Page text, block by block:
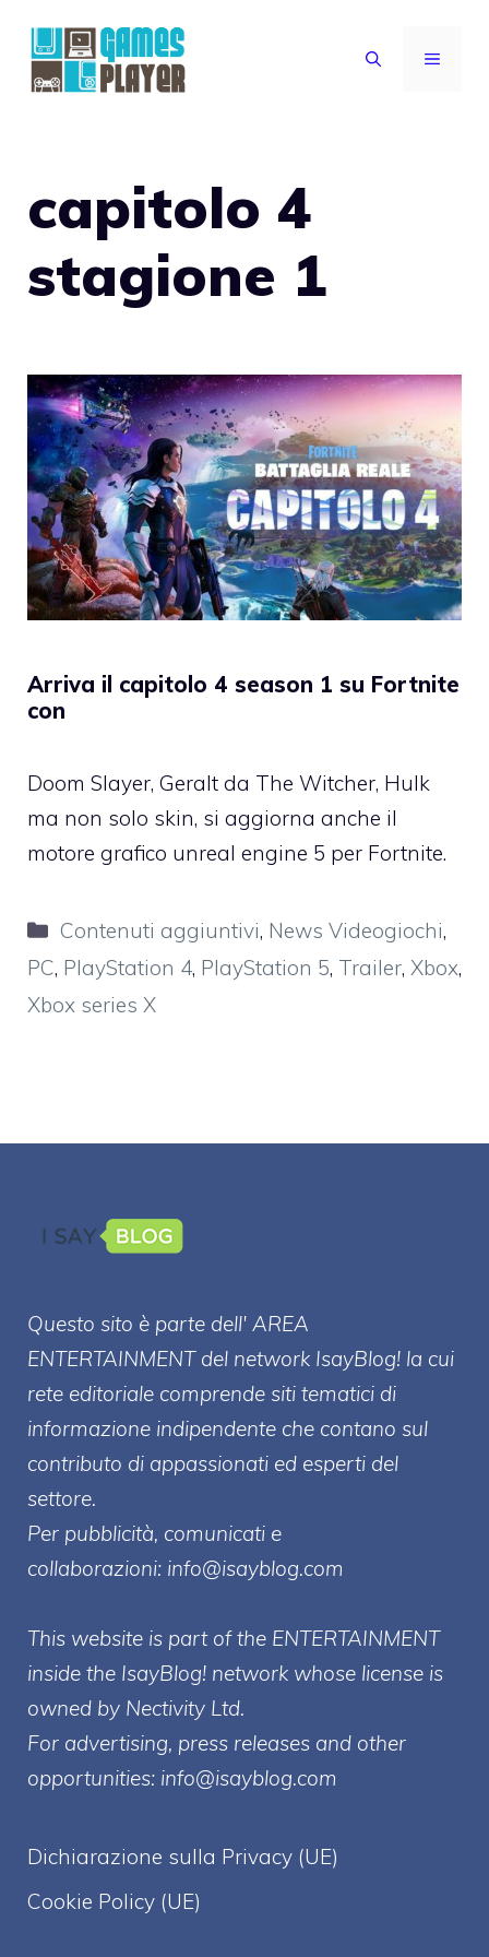
contenuto
MENU
capitolo 4
stagione 1
Arriva il capitolo 4 season 1 su Fortnite
con
Doom Slayer, Geralt da The Witcher, Hulk
ma non solo skin, si aggiorna anche il
motore grafico unreal engine 5 per Fortnite.
Categorie
Contenuti aggiuntivi, News Videogiochi,
PC, PlayStation 4, PlayStation 5, Trailer, Xbox,
Xbox series X
Questo sito è parte dell' AREA
ENTERTAINMENT del network IsayBlog! la cui
rete editoriale comprende siti tematici di
informazione indipendente che contano sul
contributo di appassionati ed esperti del
settore.
Per pubblicità, comunicati e
collaborazioni: info@isayblog.com
This website is part of the ENTERTAINMENT
inside the IsayBlog! network whose license is
owned by Nectivity Ltd.
For advertising, press releases and other
opportunities: info@isayblog.com
Dichiarazione sulla Privacy (UE)
Cookie Policy (UE)